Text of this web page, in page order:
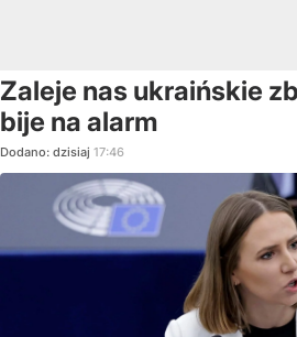
Zaleje nas ukraińskie
bije na alarm
Dodano: dzisiaj 17:46